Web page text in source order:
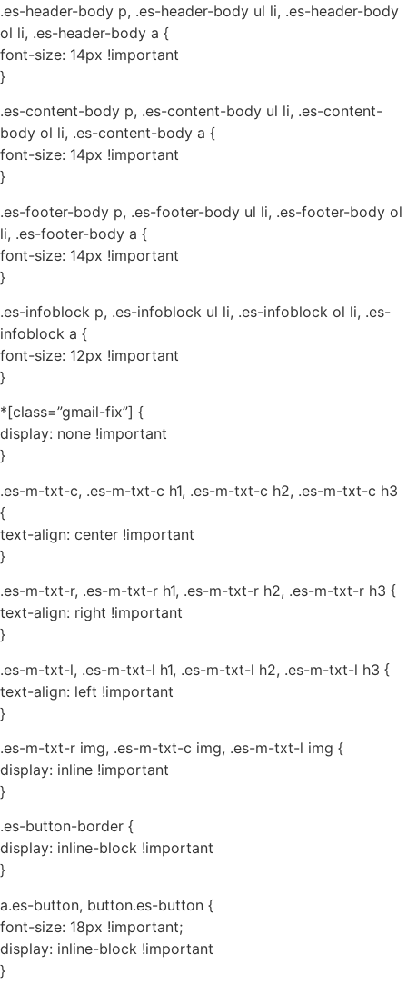
.es-header-body p, .es-header-body ul li, .es-header-body
ol li, .es-header-body a {
font-size: 14px !important
}
.es-content-body p, .es-content-body ul li, .es-content-
body ol li, .es-content-body a {
font-size: 14px !important
}
.es-footer-body p, .es-footer-body ul li, .es-footer-body ol
li, .es-footer-body a {
font-size: 14px !important
}
.es-infoblock p, .es-infoblock ul li, .es-infoblock ol li, .es-
infoblock a {
font-size: 12px !important
}
*[class=”gmail-fix”] {
display: none !important
}
.es-m-txt-c, .es-m-txt-c h1, .es-m-txt-c h2, .es-m-txt-c h3
{
text-align: center !important
}
.es-m-txt-r, .es-m-txt-r h1, .es-m-txt-r h2, .es-m-txt-r h3 {
text-align: right !important
}
.es-m-txt-l, .es-m-txt-l h1, .es-m-txt-l h2, .es-m-txt-l h3 {
text-align: left !important
}
.es-m-txt-r img, .es-m-txt-c img, .es-m-txt-l img {
display: inline !important
}
.es-button-border {
display: inline-block !important
}
a.es-button, button.es-button {
font-size: 18px !important;
display: inline-block !important
}